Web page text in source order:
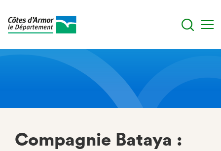
Compagnie Bataya :